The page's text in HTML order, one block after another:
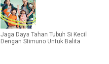
Jaga Daya Tahan Tubuh Si Kecil
Dengan Stimuno Untuk Balita